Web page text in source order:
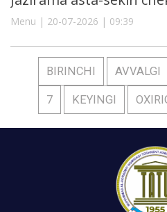
Menu | 20-07-2026 | 09:39
BIRINCHI AVVALGI
7 KEYINGI